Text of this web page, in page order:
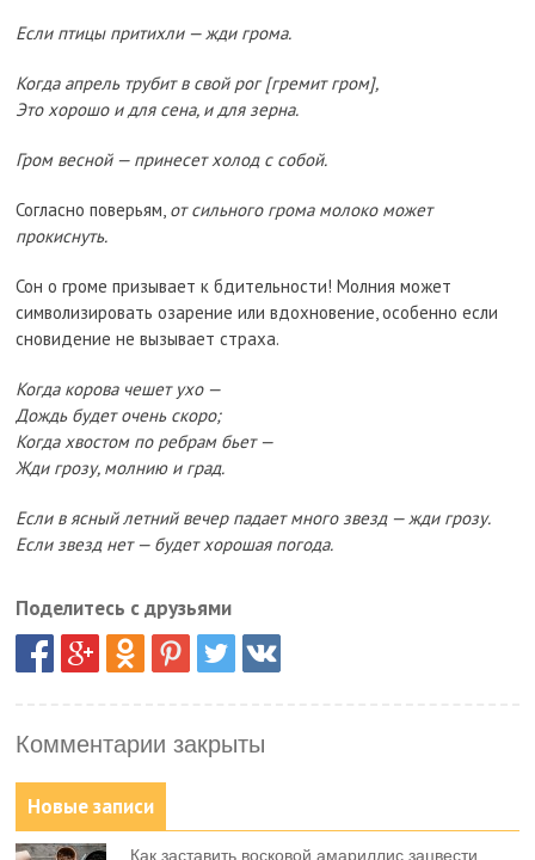
Если птицы притихли — жди грома.
Когда апрель трубит в свой рог [гремит гром],
Это хорошо и для сена, и для зерна.
Гром весной — принесет холод с собой.
Согласно поверьям, от сильного грома молоко может
прокиснуть.
Сон о громе призывает к бдительности! Молния может
символизировать озарение или вдохновение, особенно если
сновидение не вызывает страха.
Когда корова чешет ухо —
Дождь будет очень скоро;
Когда хвостом по ребрам бьет —
Жди грозу, молнию и град.
Если в ясный летний вечер падает много звезд — жди грозу.
Если звезд нет — будет хорошая погода.
Поделитесь с друзьями
Комментарии закрыты
Новые записи
Как заставить восковой амариллис зацвести